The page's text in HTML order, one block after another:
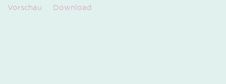
Vorschau Download